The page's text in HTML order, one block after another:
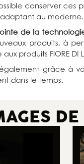
conserver ces
au moderne.
de la
produits, à
aux produits FIORE DI
grâce à
dans le temps.